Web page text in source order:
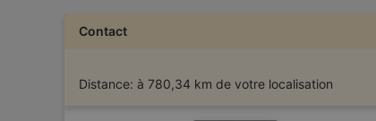
Contact
Distance: à 780,34 km de votre localisation